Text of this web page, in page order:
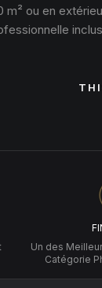
m² ou en
Un des
Catégorie